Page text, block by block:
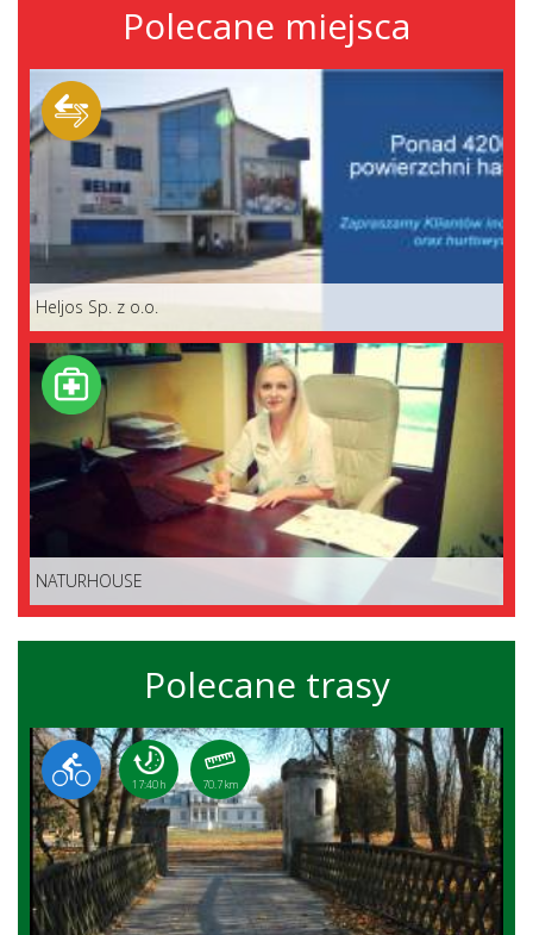
Polecane miejsca
Heljos Sp. z o.o.
NATURHOUSE
Polecane trasy
17:40 h 70.7 km